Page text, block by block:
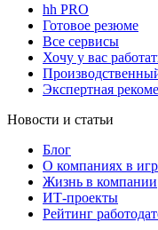
hh PRO
Готовое резюме
Все сервисы
Хочу у вас
Экспертная
Новости и статьи
Блог
О компаниях в
Жизнь в компании
ИТ-проекты
Рейтинг